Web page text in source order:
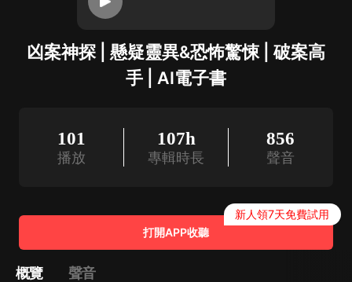
凶案神探 | 懸疑靈異&恐怖驚悚 | 破案高
手 | AI電子書
101
播放
107h
專輯時長
856
聲音
打開APP收聽
新人領7天免費試用
概覽 聲音